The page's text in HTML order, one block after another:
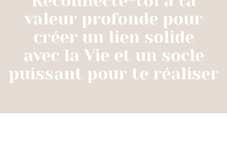
valeur profonde pour
créer un lien solide
avec la Vie et un socle
puissant pour te réaliser